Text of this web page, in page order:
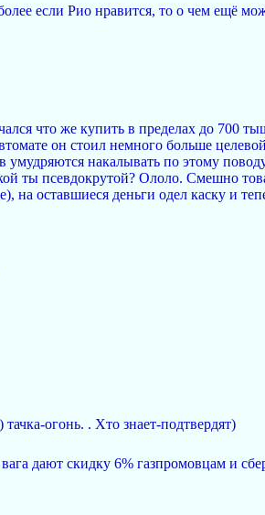
если Рио нравится, то о чем ещё
что же купить в пределах до 700
он стоил немного больше
умудряются накалывать по этому
ты псевдокрутой? Ололо. Смешно
на оставшиеся деньги одел каску и
огонь. . Хто знает-подтвердят)
дают скидку 6% газпромовцам и